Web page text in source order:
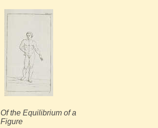
Of the Equilibrium of a
Figure